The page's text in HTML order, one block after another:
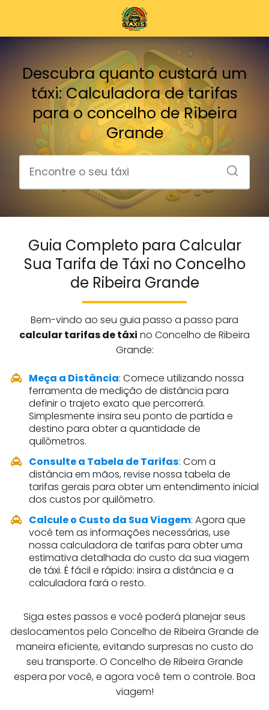
Descubra quanto custará um
táxi: Calculadora de tarifas
para o concelho de Ribeira
Grande
Guia Completo para Calcular
Sua Tarifa de Táxi no Concelho
de Ribeira Grande
Bem-vindo ao seu guia passo a passo para
calcular tarifas de táxi no Concelho de Ribeira
Grande:
Meça a Distância: Comece utilizando nossa
ferramenta de medição de distância para
definir o trajeto exato que percorrerá.
Simplesmente insira seu ponto de partida e
destino para obter a quantidade de
quilômetros.
Consulte a Tabela de Tarifas: Com a
distância em mãos, revise nossa tabela de
tarifas gerais para obter um entendimento inicial
dos custos por quilômetro.
Calcule o Custo da Sua Viagem: Agora que
você tem as informações necessárias, use
nossa calculadora de tarifas para obter uma
estimativa detalhada do custo da sua viagem
de táxi. É fácil e rápido: insira a distância e a
calculadora fará o resto.
Siga estes passos e você poderá planejar seus
deslocamentos pelo Concelho de Ribeira Grande de
maneira eficiente, evitando surpresas no custo do
seu transporte. O Concelho de Ribeira Grande
espera por você, e agora você tem o controle. Boa
viagem!